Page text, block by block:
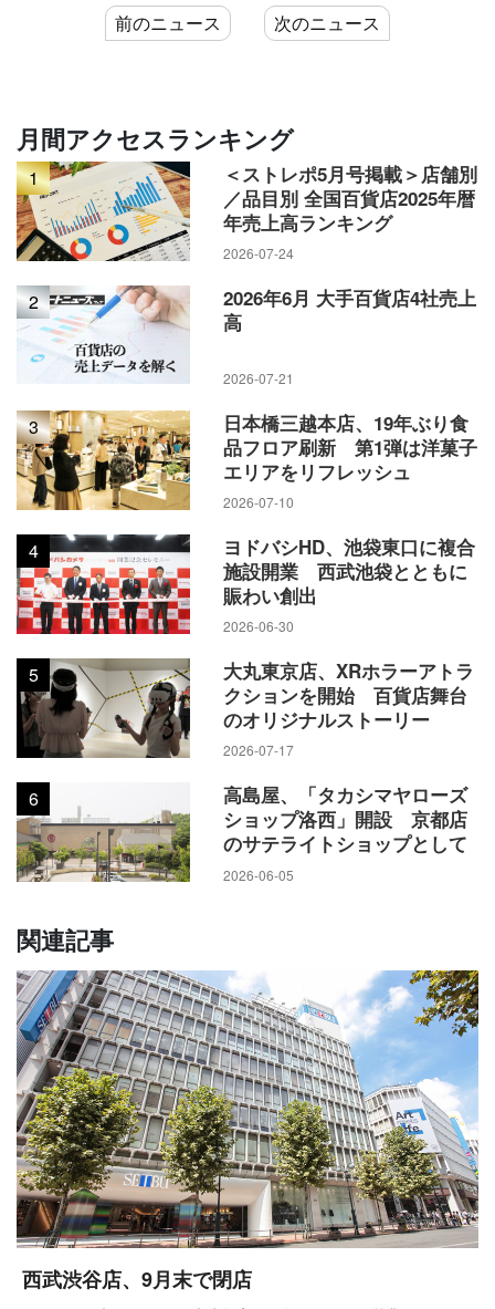
前のニュース 次のニュース
月間アクセスランキング
1
＜ストレポ5月号掲載＞店舗別
／品目別 全国百貨店2025年暦
年売上高ランキング
2026-07-24
2
2026年6月 大手百貨店4社売上
高
2026-07-21
3
日本橋三越本店、19年ぶり食
品フロア刷新 第1弾は洋菓子
エリアをリフレッシュ
2026-07-10
4
ヨドバシHD、池袋東口に複合
施設開業 西武池袋とともに
賑わい創出
2026-06-30
5
大丸東京店、XRホラーアトラ
クションを開始 百貨店舞台
のオリジナルストーリー
2026-07-17
6
高島屋、「タカシマヤローズ
ショップ洛西」開設 京都店
のサテライトショップとして
2026-06-05
関連記事
西武渋谷店、9月末で閉店